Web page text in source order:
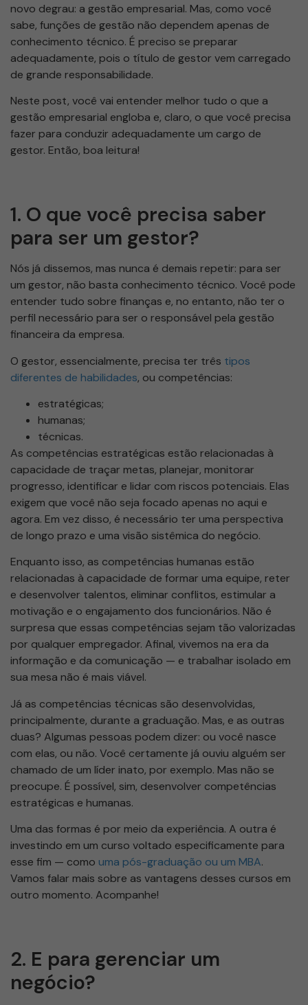
novo degrau: a gestão empresarial. Mas, como você
sabe, funções de gestão não dependem apenas de
conhecimento técnico. É preciso se preparar
adequadamente, pois o título de gestor vem carregado
de grande responsabilidade.
Neste post, você vai entender melhor tudo o que a
gestão empresarial engloba e, claro, o que você precisa
fazer para conduzir adequadamente um cargo de
gestor. Então, boa leitura!
1. O que você precisa saber
para ser um gestor?
Nós já dissemos, mas nunca é demais repetir: para ser
um gestor, não basta conhecimento técnico. Você pode
entender tudo sobre finanças e, no entanto, não ter o
perfil necessário para ser o responsável pela gestão
financeira da empresa.
O gestor, essencialmente, precisa ter três tipos
diferentes de habilidades, ou competências:
estratégicas;
humanas;
técnicas.
As competências estratégicas estão relacionadas à
capacidade de traçar metas, planejar, monitorar
progresso, identificar e lidar com riscos potenciais. Elas
exigem que você não seja focado apenas no aqui e
agora. Em vez disso, é necessário ter uma perspectiva
de longo prazo e uma visão sistêmica do negócio.
Enquanto isso, as competências humanas estão
relacionadas à capacidade de formar uma equipe, reter
e desenvolver talentos, eliminar conflitos, estimular a
motivação e o engajamento dos funcionários. Não é
surpresa que essas competências sejam tão valorizadas
por qualquer empregador. Afinal, vivemos na era da
informação e da comunicação — e trabalhar isolado em
sua mesa não é mais viável.
Já as competências técnicas são desenvolvidas,
principalmente, durante a graduação. Mas, e as outras
duas? Algumas pessoas podem dizer: ou você nasce
com elas, ou não. Você certamente já ouviu alguém ser
chamado de um líder inato, por exemplo. Mas não se
preocupe. É possível, sim, desenvolver competências
estratégicas e humanas.
Uma das formas é por meio da experiência. A outra é
investindo em um curso voltado especificamente para
esse fim — como uma pós-graduação ou um MBA.
Vamos falar mais sobre as vantagens desses cursos em
outro momento. Acompanhe!
2. E para gerenciar um
negócio?